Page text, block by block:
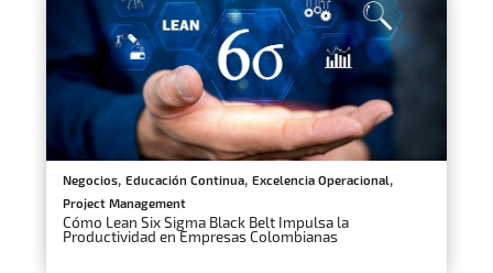
Negocios, Educación Continua, Excelencia Operacional,
Project Management
Cómo Lean Six Sigma Black Belt Impulsa la
Productividad en Empresas Colombianas